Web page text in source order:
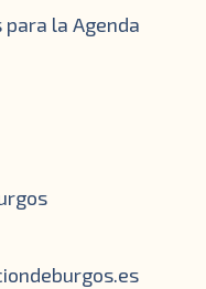
para la Agenda